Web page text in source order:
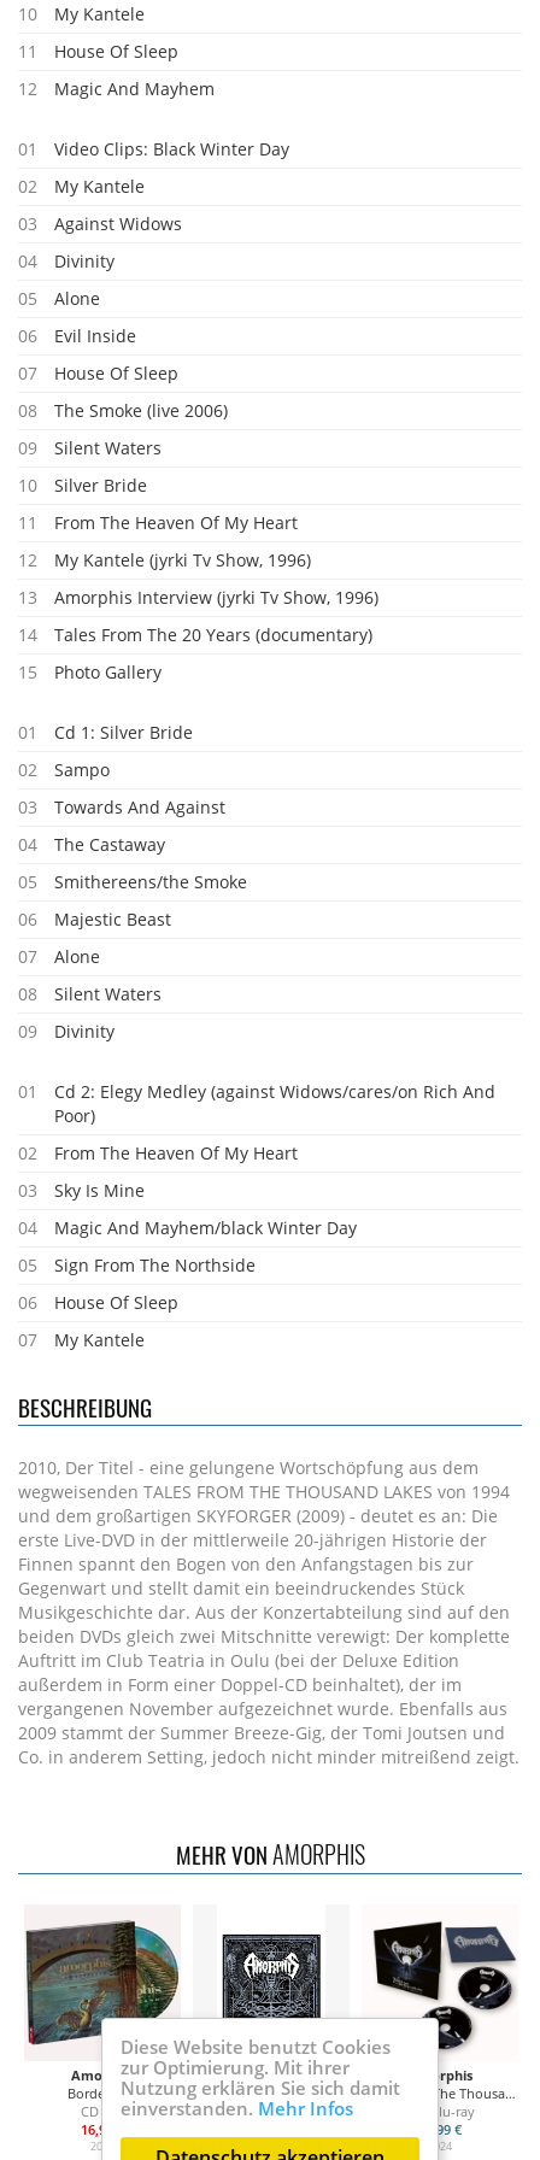
10
My Kantele
11
House Of Sleep
12
Magic And Mayhem
01
Video Clips: Black Winter Day
02
My Kantele
03
Against Widows
04
Divinity
05
Alone
06
Evil Inside
07
House Of Sleep
08
The Smoke (live 2006)
09
Silent Waters
10
Silver Bride
11
From The Heaven Of My Heart
12
My Kantele (jyrki Tv Show, 1996)
13
Amorphis Interview (jyrki Tv Show, 1996)
14
Tales From The 20 Years (documentary)
15
Photo Gallery
01
Cd 1: Silver Bride
02
Sampo
03
Towards And Against
04
The Castaway
05
Smithereens/the Smoke
06
Majestic Beast
07
Alone
08
Silent Waters
09
Divinity
01
Cd 2: Elegy Medley (against Widows/cares/on Rich And
Poor)
02
From The Heaven Of My Heart
03
Sky Is Mine
04
Magic And Mayhem/black Winter Day
05
Sign From The Northside
06
House Of Sleep
07
My Kantele
BESCHREIBUNG
2010, Der Titel - eine gelungene Wortschöpfung aus dem
wegweisenden TALES FROM THE THOUSAND LAKES von 1994
und dem großartigen SKYFORGER (2009) - deutet es an: Die
erste Live-DVD in der mittlerweile 20-jährigen Historie der
Finnen spannt den Bogen von den Anfangstagen bis zur
Gegenwart und stellt damit ein beeindruckendes Stück
Musikgeschichte dar. Aus der Konzertabteilung sind auf den
beiden DVDs gleich zwei Mitschnitte verewigt: Der komplette
Auftritt im Club Teatria in Oulu (bei der Deluxe Edition
außerdem in Form einer Doppel-CD beinhaltet), der im
vergangenen November aufgezeichnet wurde. Ebenfalls aus
2009 stammt der Summer Breeze-Gig, der Tomi Joutsen und
Co. in anderem Setting, jedoch nicht minder mitreißend zeigt.
MEHR VONAMORPHIS
Amorphis
Borderland
CD digi
16,99 €
2025
Amorphis
Rarities 1991 - 2001
CD
Amorphis
Tales From The Thousand Lakes (Live At Tavastia)
CD+Blu-ray
20,99 €
2024
Diese Website benutzt Cookies
zur Optimierung. Mit ihrer
Nutzung erklären Sie sich damit
einverstanden. Mehr Infos